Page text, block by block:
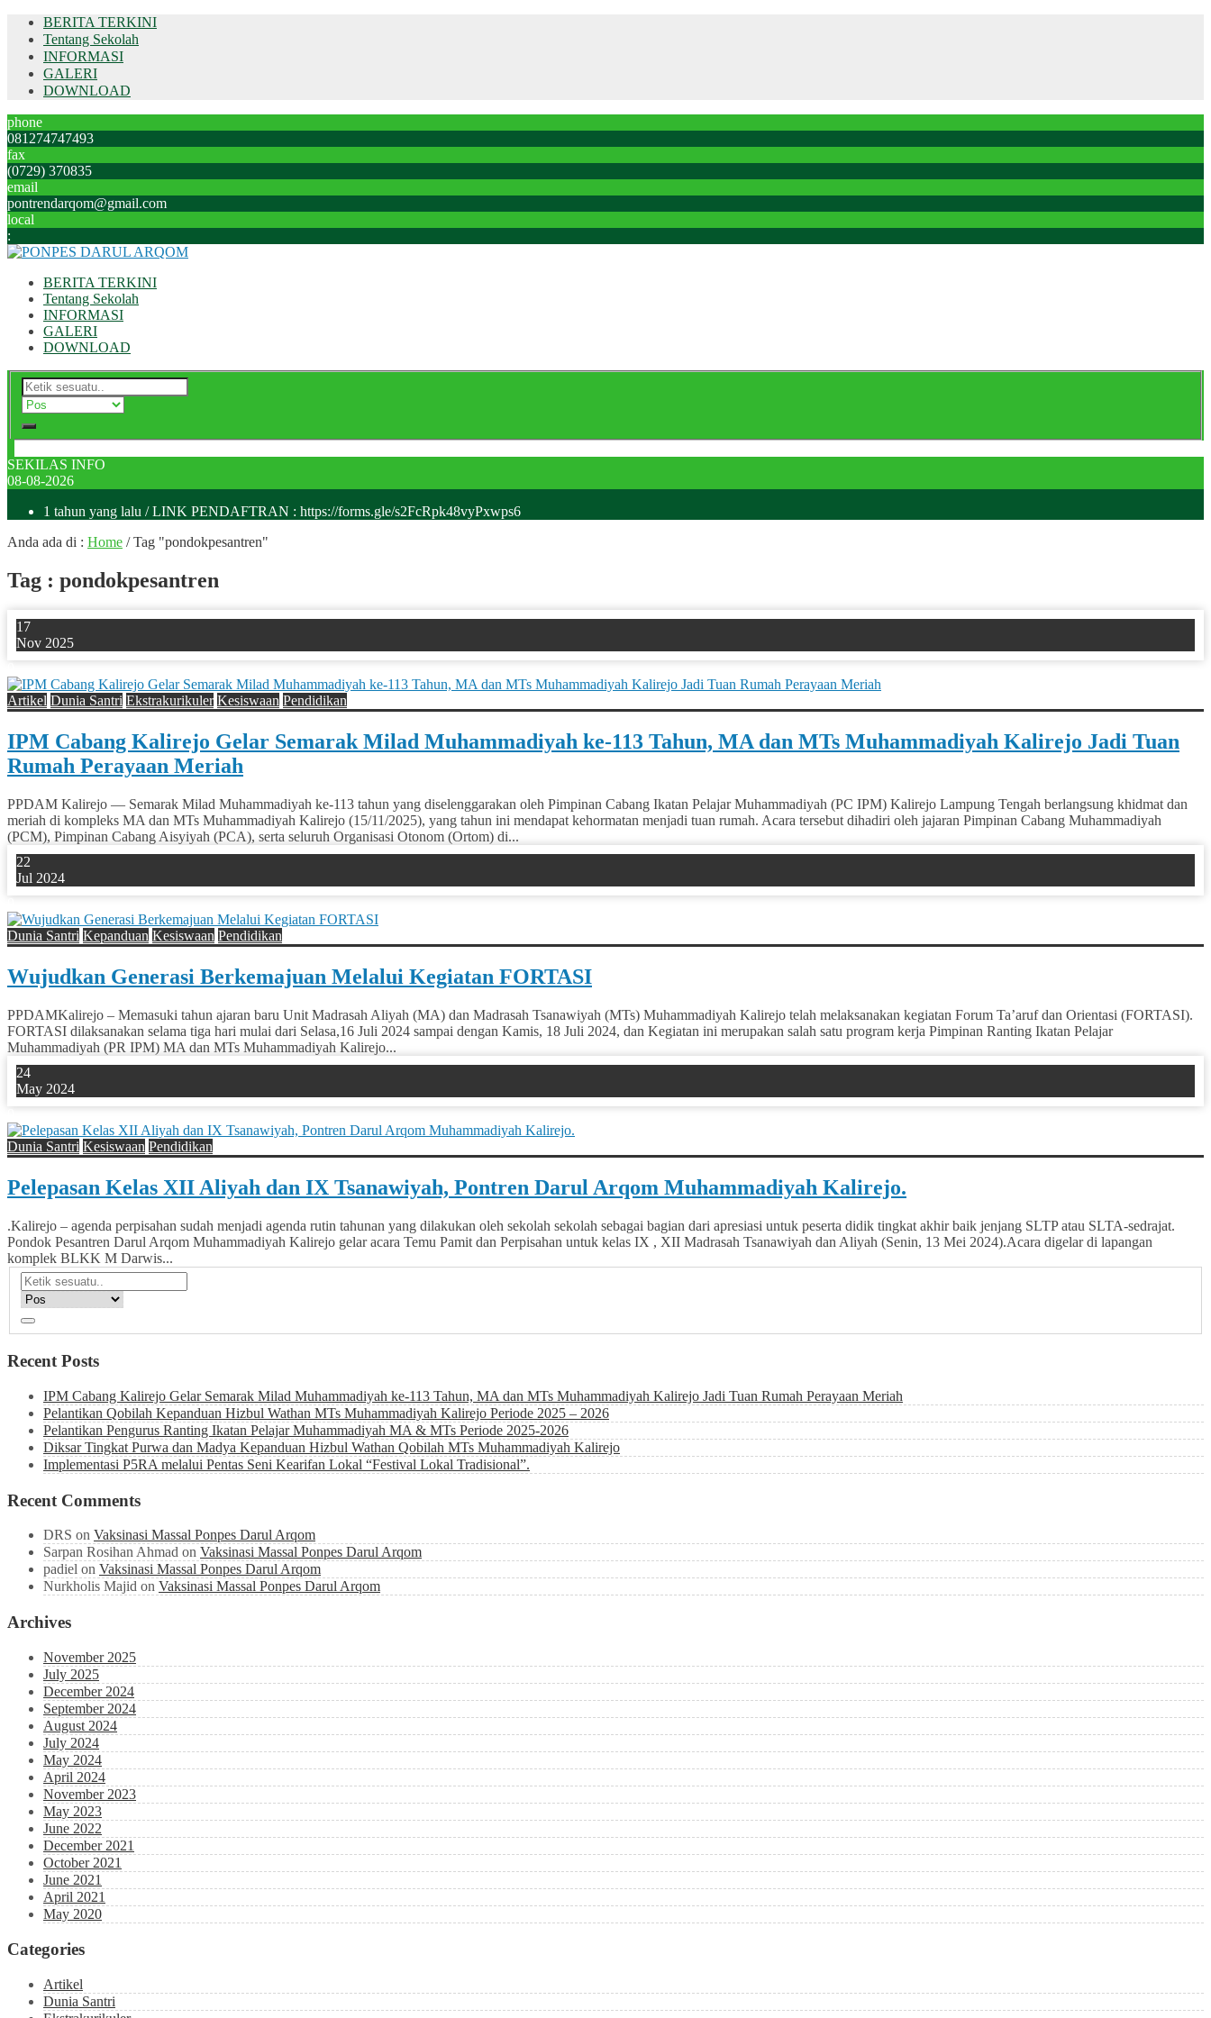
BERITA TERKINI
Tentang Sekolah
INFORMASI
GALERI
DOWNLOAD
phone
081274747493
fax
(0729) 370835
email
pontrendarqom@gmail.com
local
:
BERITA TERKINI
Tentang Sekolah
INFORMASI
GALERI
DOWNLOAD
SEKILAS INFO
08-08-2026
1 tahun yang lalu / LINK PENDAFTRAN : https://forms.gle/s2FcRpk48vyPxwps6
Anda ada di : Home /Tag "pondokpesantren"
Tag : pondokpesantren
17
Nov 2025
Artikel Dunia Santri Ekstrakurikuler Kesiswaan Pendidikan
IPM Cabang Kalirejo Gelar Semarak Milad Muhammadiyah ke-113 Tahun, MA dan MTs Muhammadiyah Kalirejo Jadi Tuan
Rumah Perayaan Meriah
PPDAM Kalirejo — Semarak Milad Muhammadiyah ke-113 tahun yang diselenggarakan oleh Pimpinan Cabang Ikatan Pelajar Muhammadiyah (PC IPM) Kalirejo Lampung Tengah berlangsung khidmat dan
meriah di kompleks MA dan MTs Muhammadiyah Kalirejo (15/11/2025), yang tahun ini mendapat kehormatan menjadi tuan rumah. Acara tersebut dihadiri oleh jajaran Pimpinan Cabang Muhammadiyah
(PCM), Pimpinan Cabang Aisyiyah (PCA), serta seluruh Organisasi Otonom (Ortom) di...
22
Jul 2024
Dunia Santri Kepanduan Kesiswaan Pendidikan
Wujudkan Generasi Berkemajuan Melalui Kegiatan FORTASI
PPDAMKalirejo – Memasuki tahun ajaran baru Unit Madrasah Aliyah (MA) dan Madrasah Tsanawiyah (MTs) Muhammadiyah Kalirejo telah melaksanakan kegiatan Forum Ta’aruf dan Orientasi (FORTASI).
FORTASI dilaksanakan selama tiga hari mulai dari Selasa,16 Juli 2024 sampai dengan Kamis, 18 Juli 2024, dan Kegiatan ini merupakan salah satu program kerja Pimpinan Ranting Ikatan Pelajar
Muhammadiyah (PR IPM) MA dan MTs Muhammadiyah Kalirejo...
24
May 2024
Dunia Santri Kesiswaan Pendidikan
Pelepasan Kelas XII Aliyah dan IX Tsanawiyah, Pontren Darul Arqom Muhammadiyah Kalirejo.
.Kalirejo – agenda perpisahan sudah menjadi agenda rutin tahunan yang dilakukan oleh sekolah sekolah sebagai bagian dari apresiasi untuk peserta didik tingkat akhir baik jenjang SLTP atau SLTA-sedrajat.
Pondok Pesantren Darul Arqom Muhammadiyah Kalirejo gelar acara Temu Pamit dan Perpisahan untuk kelas IX , XII Madrasah Tsanawiyah dan Aliyah (Senin, 13 Mei 2024).Acara digelar di lapangan
komplek BLKK M Darwis...
Recent Posts
IPM Cabang Kalirejo Gelar Semarak Milad Muhammadiyah ke-113 Tahun, MA dan MTs Muhammadiyah Kalirejo Jadi Tuan Rumah Perayaan Meriah
Pelantikan Qobilah Kepanduan Hizbul Wathan MTs Muhammadiyah Kalirejo Periode 2025 – 2026
Pelantikan Pengurus Ranting Ikatan Pelajar Muhammadiyah MA & MTs Periode 2025-2026
Diksar Tingkat Purwa dan Madya Kepanduan Hizbul Wathan Qobilah MTs Muhammadiyah Kalirejo
Implementasi P5RA melalui Pentas Seni Kearifan Lokal “Festival Lokal Tradisional”.
Recent Comments
DRS on Vaksinasi Massal Ponpes Darul Arqom
Sarpan Rosihan Ahmad on Vaksinasi Massal Ponpes Darul Arqom
padiel on Vaksinasi Massal Ponpes Darul Arqom
Nurkholis Majid on Vaksinasi Massal Ponpes Darul Arqom
Archives
November 2025
July 2025
December 2024
September 2024
August 2024
July 2024
May 2024
April 2024
November 2023
May 2023
June 2022
December 2021
October 2021
June 2021
April 2021
May 2020
Categories
Artikel
Dunia Santri